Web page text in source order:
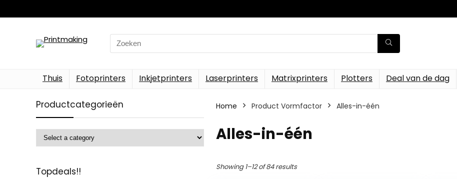
Search
for:
Thuis Fotoprinters Inkjetprinters Laserprinters Matrixprinters Plotters Deal van de dag
Productcategorieën
Topdeals!!
Home Product Vormfactor ‎Alles-in-één
‎Alles-in-één
Showing 1–12 of 84 results